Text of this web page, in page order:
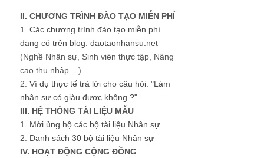
II. CHƯƠNG TRÌNH ĐÀO TẠO MIỄN PHÍ
1. Các chương trình đào tạo miễn phí
đang có trên blog: daotaonhansu.net
(Nghề Nhân sự, Sinh viên thực tập, Nâng
cao thu nhập ...)
2. Ví dụ thực tế trả lời cho câu hỏi: "Làm
nhân sự có giàu được không ?"
III. HỆ THỐNG TÀI LIỆU MẪU
1. Mời ủng hộ các bộ tài liệu Nhân sự
2. Danh sách 30 bộ tài liệu Nhân sự
IV. HOẠT ĐỘNG CỘNG ĐỒNG